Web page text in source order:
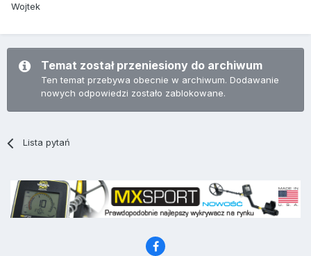
Wojtek
Temat został przeniesiony do archiwum
Ten temat przebywa obecnie w archiwum. Dodawanie
nowych odpowiedzi zostało zablokowane.
Lista pytań